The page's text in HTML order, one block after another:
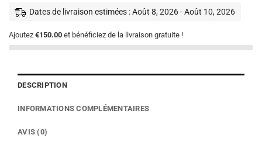
Dates de livraison estimées : Août 8, 2026 - Août 10, 2026
Ajoutez €150.00 et bénéficiez de la livraison gratuite !
DESCRIPTION
INFORMATIONS COMPLÉMENTAIRES
AVIS (0)